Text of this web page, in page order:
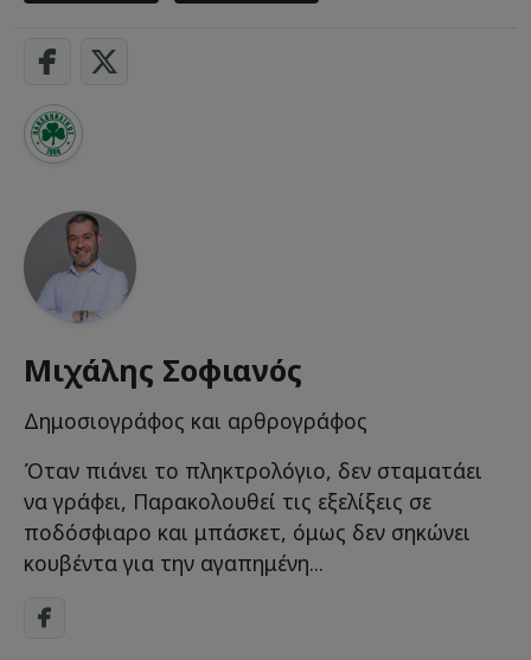
Μιχάλης Σοφιανός
Δημοσιογράφος και αρθρογράφος
Όταν πιάνει το πληκτρολόγιο, δεν σταματάει
να γράφει, Παρακολουθεί τις εξελίξεις σε
ποδόσφιαρο και μπάσκετ, όμως δεν σηκώνει
κουβέντα για την αγαπημένη...